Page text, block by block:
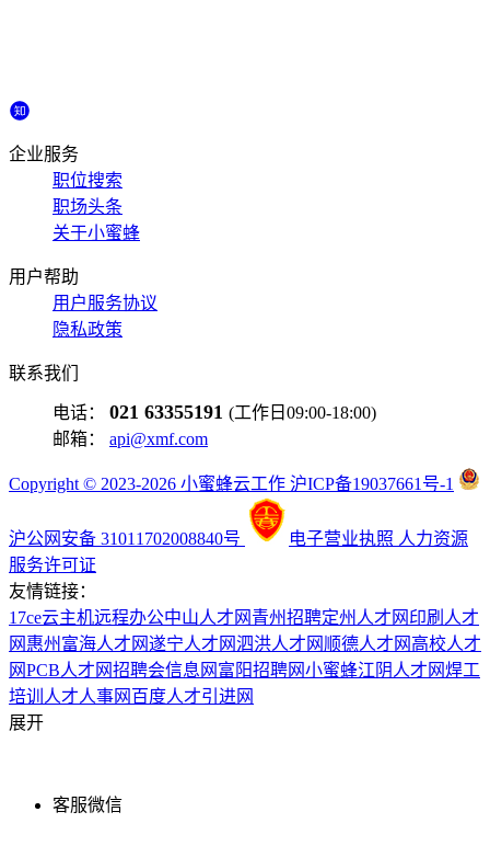
企业服务
职位搜索
职场头条
关于小蜜蜂
用户帮助
用户服务协议
隐私政策
联系我们
电话： 021 63355191 (工作日09:00-18:00)
邮箱： api@xmf.com
Copyright © 2023-2026 小蜜蜂云工作 沪ICP备19037661号-1
沪公网安备 31011702008840号 电子营业执照 人力资源
服务许可证
友情链接：
17ce云主机远程办公中山人才网 青州招聘定州人才网 印刷人才
网 惠州富海人才网遂宁人才网泗洪人才网 顺德人才网 高校人才
网PCB人才网招聘会信息网 富阳招聘网小蜜蜂江阴人才网焊工
培训 人才人事网 百度人才引进网
展开
客服微信